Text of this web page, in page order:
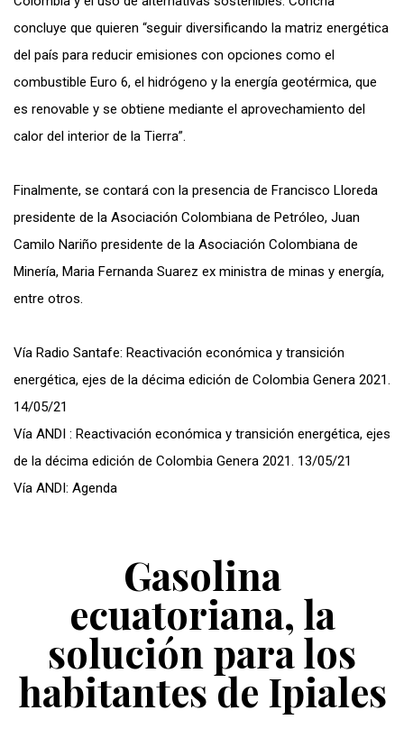
concluye que quieren “seguir diversificando la matriz energética
del país para reducir emisiones con opciones como el
combustible Euro 6, el hidrógeno y la energía geotérmica, que
es renovable​​ y se obtiene mediante el aprovechamiento del
calor del interior de la Tierra”.
Finalmente, se contará con la presencia de Francisco Lloreda
presidente de la Asociación Colombiana de Petróleo, Juan
Camilo Nariño presidente de la Asociación Colombiana de
Minería, Maria Fernanda Suarez ex ministra de minas y energía,
entre otros.
Vía Radio Santafe: Reactivación económica y transición
energética, ejes de la décima edición de Colombia Genera 2021.
14/05/21
Vía ANDI : Reactivación económica y transición energética, ejes
de la décima edición de Colombia Genera 2021. 13/05/21
Vía ANDI: Agenda
Gasolina
ecuatoriana, la
solución para los
habitantes de Ipiales